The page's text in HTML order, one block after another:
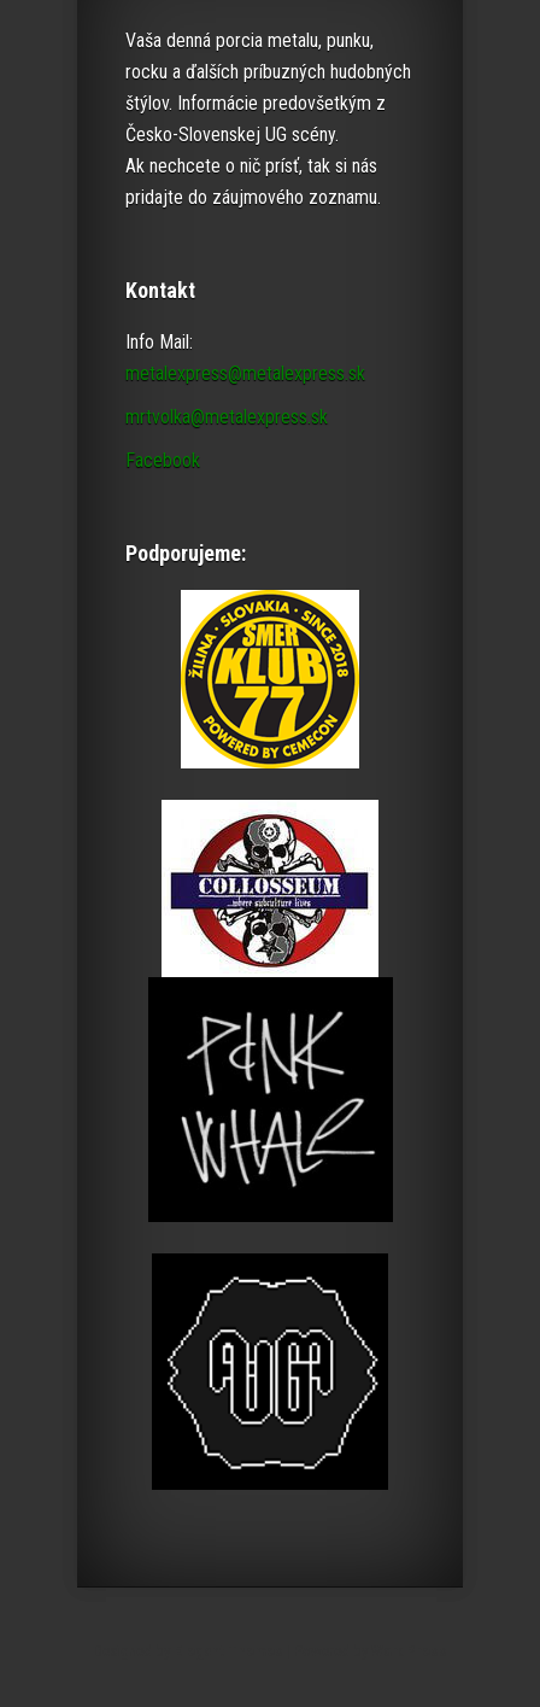
Vaša denná porcia metalu, punku,
rocku a ďalších príbuzných hudobných
štýlov. Informácie predovšetkým z
Česko-Slovenskej UG scény.
Ak nechcete o nič prísť, tak si nás
pridajte do záujmového zoznamu.
Kontakt
Info Mail:
metalexpress@metalexpress.sk
mrtvolka@metalexpress.sk
Facebook
Podporujeme: